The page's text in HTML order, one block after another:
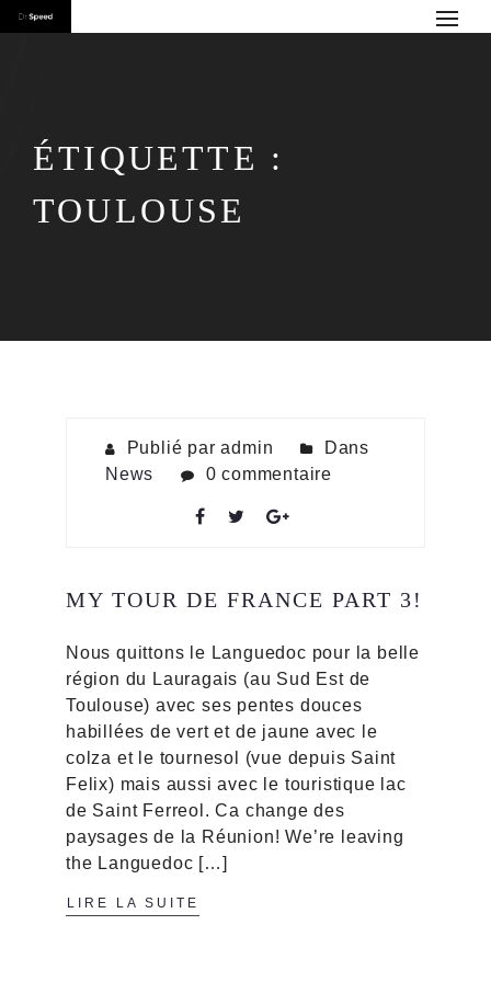
ÉTIQUETTE :
TOULOUSE
Publié par admin
Dans
News
0 commentaire
MY TOUR DE FRANCE PART 3!
Nous quittons le Languedoc pour la belle
région du Lauragais (au Sud Est de
Toulouse) avec ses pentes douces
habillées de vert et de jaune avec le
colza et le tournesol (vue depuis Saint
Felix) mais aussi avec le touristique lac
de Saint Ferreol. Ca change des
paysages de la Réunion! We’re leaving
the Languedoc […]
LIRE LA SUITE